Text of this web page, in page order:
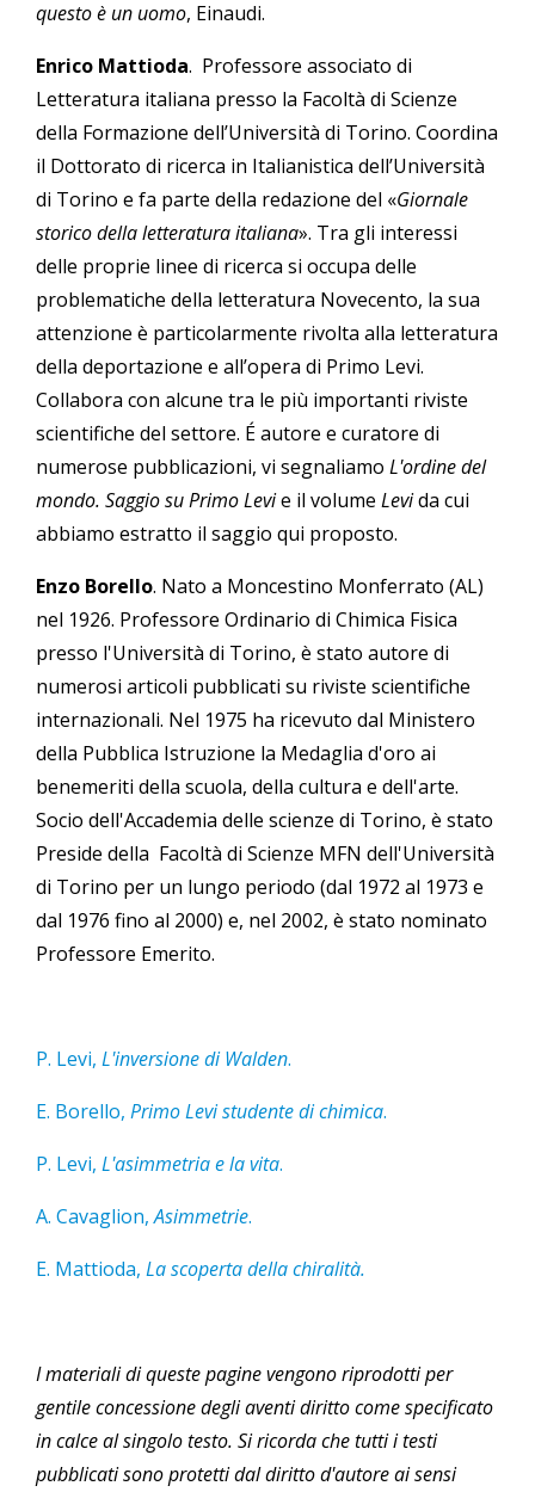
questo è un uomo, Einaudi.
Enrico Mattioda. Professore associato di
Letteratura italiana presso la Facoltà di Scienze
della Formazione dell’Università di Torino. Coordina
il Dottorato di ricerca in Italianistica dell’Università
di Torino e fa parte della redazione del «Giornale
storico della letteratura italiana». Tra gli interessi
delle proprie linee di ricerca si occupa delle
problematiche della letteratura Novecento, la sua
attenzione è particolarmente rivolta alla letteratura
della deportazione e all’opera di Primo Levi.
Collabora con alcune tra le più importanti riviste
scientifiche del settore. É autore e curatore di
numerose pubblicazioni, vi segnaliamo L'ordine del
mondo. Saggio su Primo Levie il volume Levida cui
abbiamo estratto il saggio qui proposto.
Enzo Borello. Nato a Moncestino Monferrato (AL)
nel 1926. Professore Ordinario di Chimica Fisica
presso l'Università di Torino, è stato autore di
numerosi articoli pubblicati su riviste scientifiche
internazionali. Nel 1975 ha ricevuto dal Ministero
della Pubblica Istruzione la Medaglia d'oro ai
benemeriti della scuola, della cultura e dell'arte.
Socio dell'Accademia delle scienze di Torino, è stato
Preside della Facoltà di Scienze MFN dell'Università
di Torino per un lungo periodo (dal 1972 al 1973 e
dal 1976 fino al 2000) e, nel 2002, è stato nominato
Professore Emerito.
P. Levi, L'inversione di Walden.
E. Borello, Primo Levi studente di chimica.
P. Levi, L'asimmetria e la vita.
A. Cavaglion,Asimmetrie.
E. Mattioda, La scoperta della chiralità.
I materiali di queste pagine vengono riprodotti per
gentile concessione degli aventi diritto come specificato
in calce al singolo testo. Si ricorda che tutti i testi
pubblicati sono protetti dal diritto d'autore ai sensi